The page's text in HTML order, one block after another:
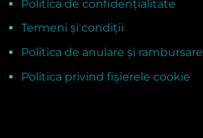
Politica de confidențialitate
Termeni și condiții
Politica de anulare și rambursare
Politica privind fișierele cookie